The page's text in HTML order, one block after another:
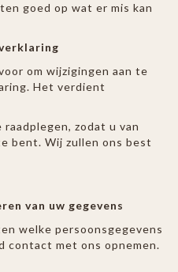
goed op wat er mis kan
om wijzigingen aan te
Het verdient
zodat u van
bent. Wij zullen ons best
van uw gegevens
welke persoonsgegevens
contact met ons opnemen.